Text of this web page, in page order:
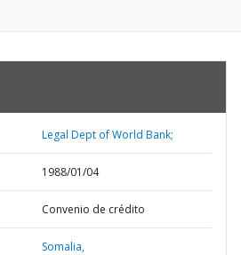
Legal Dept of World Bank;
1988/01/04
Convenio de crédito
Somalia,